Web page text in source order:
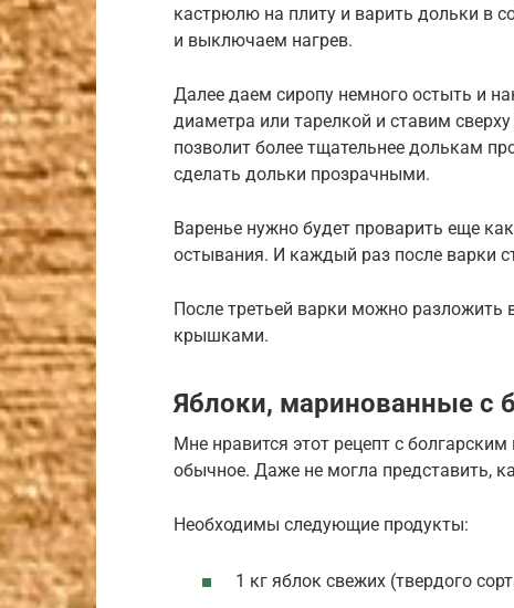
кастрюлю на плиту и варить дольки в
и выключаем нагрев.
Далее даем сиропу немного остыть и
диаметра или тарелкой и ставим
позволит более тщательнее долькам
сделать дольки прозрачными.
Варенье нужно будет проварить еще
остывания. И каждый раз после варки
После третьей варки можно
крышками.
Яблоки, маринованные с
Мне нравится этот рецепт с
обычное. Даже не могла представить,
Необходимы следующие продукты:
1 кг яблок свежих (твердого